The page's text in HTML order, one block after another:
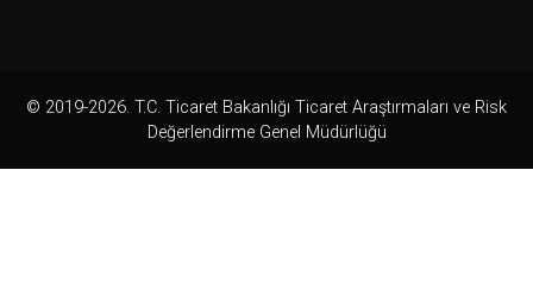
© 2019-2026. T.C. Ticaret Bakanlığı Ticaret Araştırmaları ve Risk
Değerlendirme Genel Müdürlüğü